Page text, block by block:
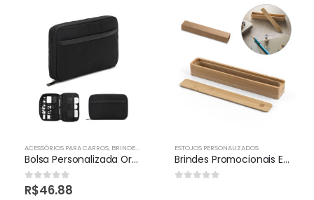
ACESSÓRIOS PARA CARROS, BRINDES TECNOLOGICOS ,CELULAR,ESTOJOS PERSONALIZADOS
Bolsa Personalizada Organizadora Para Acessórios Tecnológicos
0out of 5
R$46.88
ESTOJOS PERSONALIZADOS
Brindes Promocionais Estojos Personalizados